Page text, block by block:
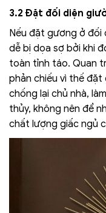
3.2 Đặt đối diện
Nếu đặt gương ở đối
dễ bị dọa sợ bởi khi
toàn tỉnh táo. Quan
phản chiếu vì thế đặt
chống lại chủ nhà,
thủy, không nên để
chất lượng giấc ngủ